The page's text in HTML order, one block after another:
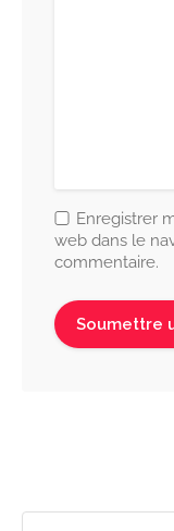
Enregistrer
web dans le
commentaire.